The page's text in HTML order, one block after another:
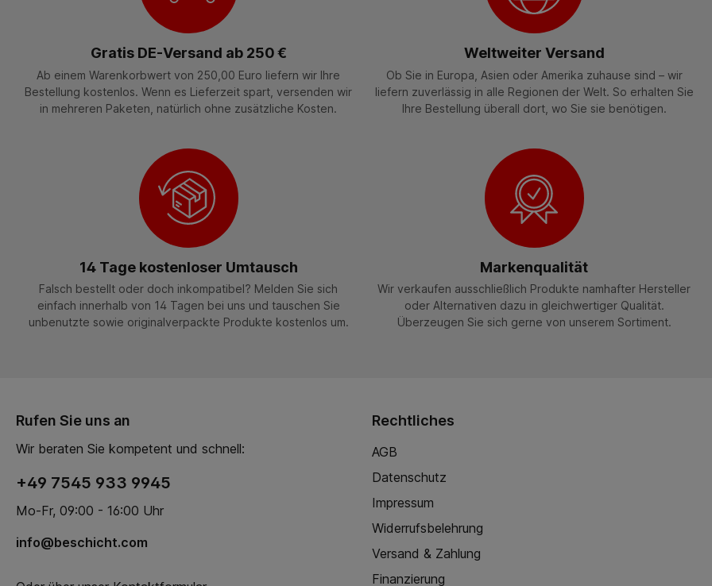
Gratis DE-Versand ab 250 €
Ab einem Warenkorbwert von 250,00 Euro liefern wir Ihre
Bestellung kostenlos. Wenn es Lieferzeit spart, versenden wir
in mehreren Paketen, natürlich ohne zusätzliche Kosten.
Weltweiter Versand
Ob Sie in Europa, Asien oder Amerika zuhause sind – wir
liefern zuverlässig in alle Regionen der Welt. So erhalten Sie
Ihre Bestellung überall dort, wo Sie sie benötigen.
14 Tage kostenloser Umtausch
Falsch bestellt oder doch inkompatibel? Melden Sie sich
einfach innerhalb von 14 Tagen bei uns und tauschen Sie
unbenutzte sowie originalverpackte Produkte kostenlos um.
Markenqualität
Wir verkaufen ausschließlich Produkte namhafter Hersteller
oder Alternativen dazu in gleichwertiger Qualität.
Überzeugen Sie sich gerne von unserem Sortiment.
Rufen Sie uns an
Wir beraten Sie kompetent und schnell:
+49 7545 933 9945
Mo-Fr, 09:00 - 16:00 Uhr
info@beschicht.com
Rechtliches
AGB
Datenschutz
Impressum
Widerrufsbelehrung
Versand & Zahlung
Finanzierung